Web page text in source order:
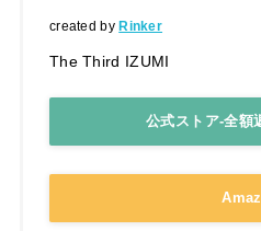
created by Rinker
The Third IZUMI
公式ストア-全額